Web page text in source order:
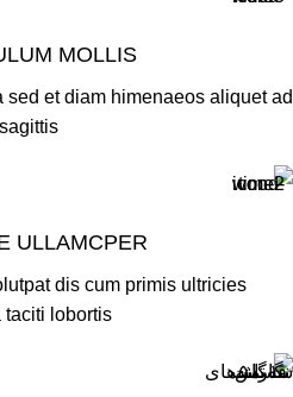
MOLLIS
et diam himenaeos aliquet ad
sagittis.
ULLAMCPER
dis cum primis ultricies
taciti lobortis.